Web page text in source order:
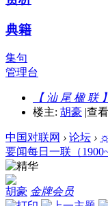
典籍
集句
管理台
【 汕 尾 楹 联 】
楼主: 胡豪 |查
中国对联网 › 论坛 ›
要闻每日一联（1900~
胡豪 金牌会员